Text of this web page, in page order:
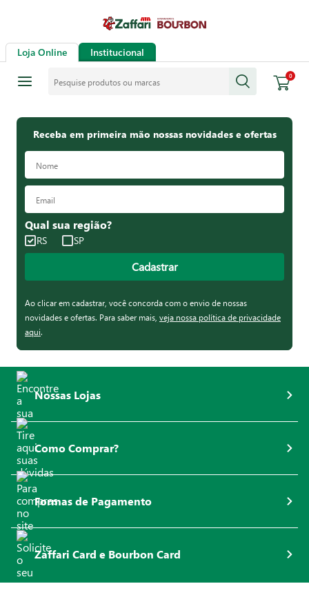
Loja Online Institucional
0
Receba em primeira mão nossas novidades e ofertas
Qual sua região?
RS SP
Cadastrar
Ao clicar em cadastrar, você concorda com o envio de nossas
novidades e ofertas. Para saber mais, veja nossa política de privacidade
aqui.
Nossas Lojas
Como Comprar?
Formas de Pagamento
Zaffari Card e Bourbon Card